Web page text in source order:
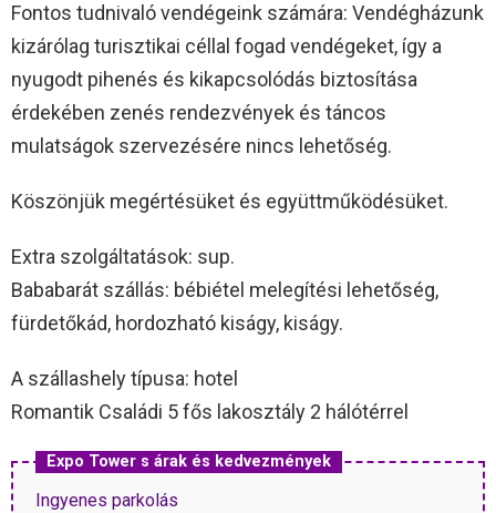
Fontos tudnivaló vendégeink számára: Vendégházunk
kizárólag turisztikai céllal fogad vendégeket, így a
nyugodt pihenés és kikapcsolódás biztosítása
érdekében zenés rendezvények és táncos
mulatságok szervezésére nincs lehetőség.
Köszönjük megértésüket és együttműködésüket.
Extra szolgáltatások: sup.
Bababarát szállás: bébiétel melegítési lehetőség,
fürdetőkád, hordozható kiságy, kiságy.
A szállashely típusa: hotel
Romantik Családi 5 fős lakosztály 2 hálótérrel
Expo Tower s árak és kedvezmények
Ingyenes parkolás